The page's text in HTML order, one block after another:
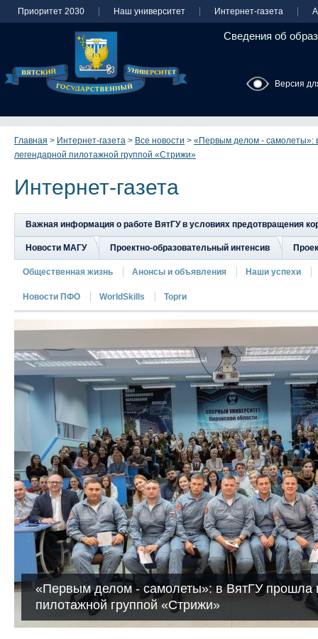
Приоритет 2030 Наш университет Интернет-газета
Сведения об
Версия
Главная > Интернет-газета > Все новости > «Первым делом - самолеты»:
легендарной пилотажной группой «Стрижи»
Интернет-газета
Важная информация о работе ВятГУ в условиях предотвращения
Новости МАГУ Проектно-образовательный интенсив
Общественная жизнь Анонсы и объявления Наши успехи
Новости ПФО WorldSkills Торги
«Первым делом - самолеты»: в ВятГУ прошла
пилотажной группой «Стрижи»